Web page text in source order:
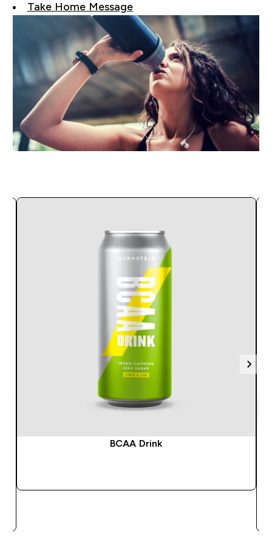
Take Home Message
BCAA Drink